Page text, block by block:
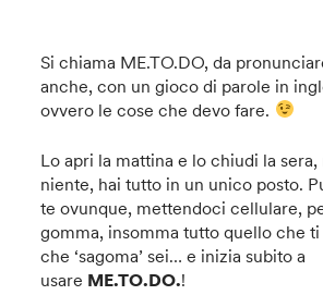
Si chiama ME.TO.DO, da
anche, con un gioco di parole in
ovvero le cose che devo fare.
Lo apri la mattina e lo chiudi la
niente, hai tutto in un unico posto.
te ovunque, mettendoci cellulare,
gomma, insomma tutto quello che
che ‘sagoma’ sei… e inizia subito a
usare ME.TO.DO.!